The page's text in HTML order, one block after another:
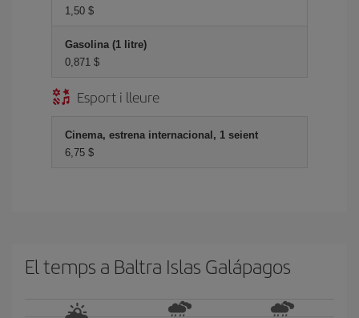
1,50 $
Gasolina (1 litre)
0,871 $
Esport i lleure
Cinema, estrena internacional, 1 seient
6,75 $
El temps a Baltra Islas Galápagos